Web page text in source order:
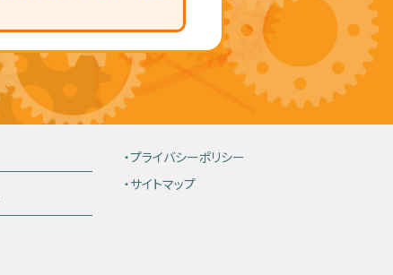
・プライバシーポリシー
・サイトマップ